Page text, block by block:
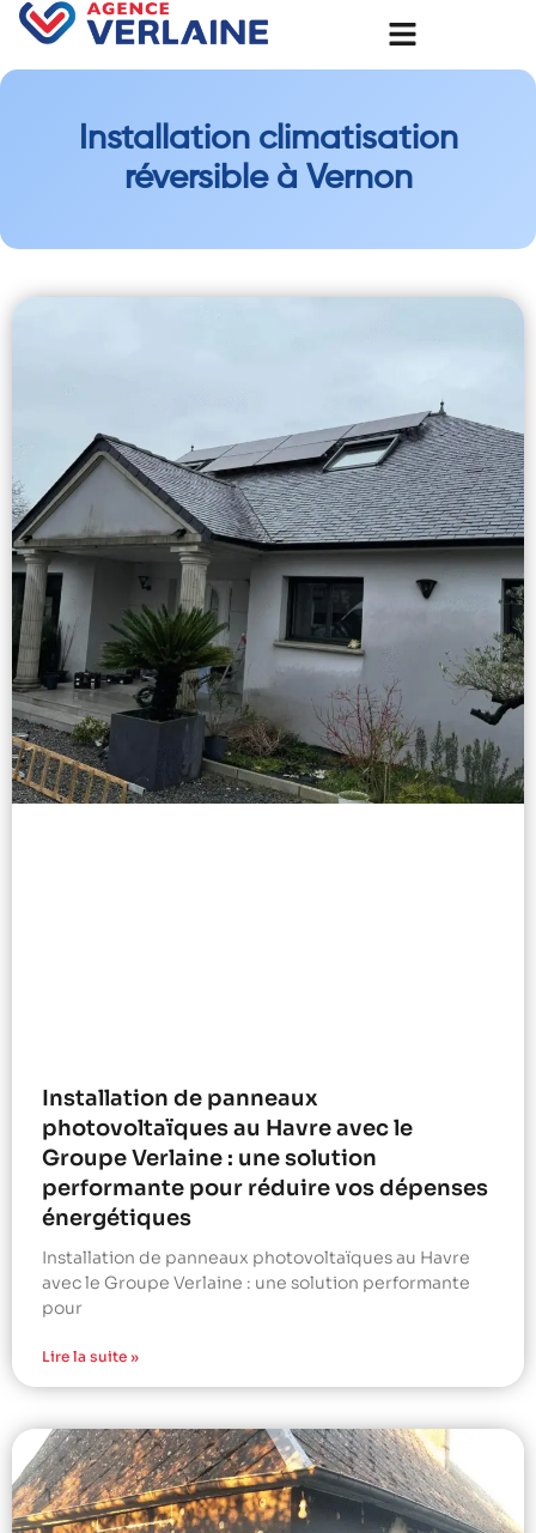
Installation climatisation
réversible à Vernon
Installation de panneaux
photovoltaïques au Havre avec le
Groupe Verlaine : une solution
performante pour réduire vos dépenses
énergétiques
Installation de panneaux photovoltaïques au Havre
avec le Groupe Verlaine : une solution performante
pour
Lire la suite »